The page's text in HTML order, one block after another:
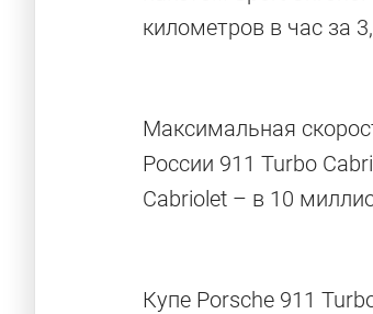
километров в час за
Максимальная
России 911 Turbo
Cabriolet – в 10
Купе Porsche 911